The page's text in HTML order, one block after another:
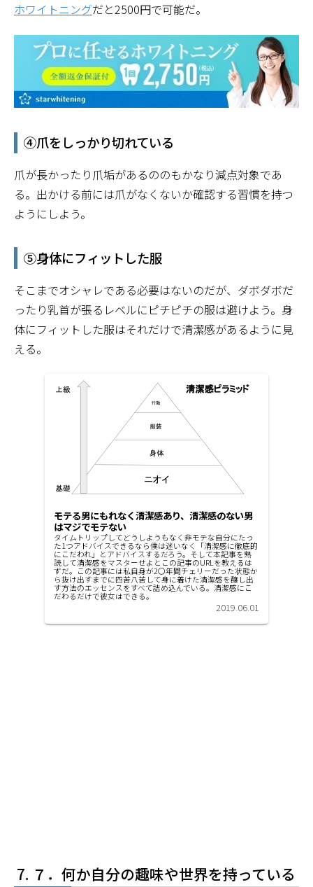
ホワイトニングだと2500円で可能だ。
④爪をしっかり切れている
爪が長かったり爪垢があるののもかなり減点対象であ
る。出かける前には爪がなくないか確認する習慣を持つ
ようにしよう。
⑤身体にフィットした服
そこまでオシャレである必要はないのだが、ダボダボだ
ったり乳首が張るレベルにピチピチの服は避けよう。身
体にフィットした服はそれだけで清潔感があるように見
える。
モテる男にもれなく清潔感あり、清潔感のない男
はマジでモテない
タイムトリップしてどうしようもなく非モテな自分にたっ
た1つアドバイスできるなら僕は迷いなく「清潔感に徹底的
にこだわれ」とアドバイスするだろう。そして本記事を熟
読して清潔感をマスターせよとこの記事のURLを教えるは
ずだ。この記事には私自身が2〇年間チェリーだった状態か
ら抜け出すまでに四苦八苦して身に着けた清潔感を醸し出
す方法のエッセンスをすべて詰め込んでいる。清潔感にこ
だわるだけで彼女はできる。
2019.06.01
７．何か自分の趣味や世界を持っている